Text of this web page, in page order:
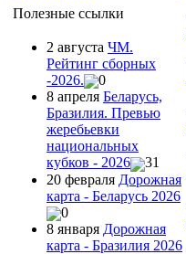
Полезные ссылки
2 августа ЧМ.
Рейтинг сборных
-2026.
0
8 апреля Беларусь,
Бразилия. Превью
жеребьевки
национальных
кубков - 2026
31
20 февраля Дорожная
карта - Беларусь 2026
0
8 января Дорожная
карта - Бразилия 2026